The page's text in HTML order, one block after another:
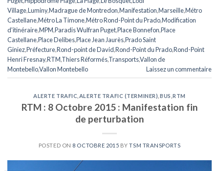
Village,Luminy,Madrague de Montredon,Manifestation,Marseille,Métro
Castellane,Métro La Timone,Métro Rond-Point du Prado,Modification
d'itinéraire,MPM,Paradis Wulfran Puget,Place Bonnefon,Place
Castellane,Place Delibes,Place Jean Jaurès,Prado Saint
Giniez,Préfecture,Rond-point de David,Rond-Point du Prado,Rond-Point
Henri Fresnay,RTM,Thiers Réformés,Transports,Vallon de
Montebello,Vallon Montebello Laissez un commentaire
ALERTE TRAFIC ALERTE TRAFIC (TERMINER) BUS ,RTM
RTM : 8 Octobre 2015 : Manifestation fin
de perturbation
POSTED ON 8 OCTOBRE 2015 BYTSM TRANSPORTS